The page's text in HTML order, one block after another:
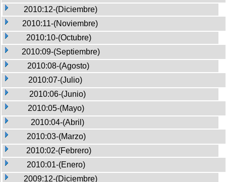
2010:12-(Diciembre)
2010:11-(Noviembre)
2010:10-(Octubre)
2010:09-(Septiembre)
2010:08-(Agosto)
2010:07-(Julio)
2010:06-(Junio)
2010:05-(Mayo)
2010:04-(Abril)
2010:03-(Marzo)
2010:02-(Febrero)
2010:01-(Enero)
2009:12-(Diciembre)